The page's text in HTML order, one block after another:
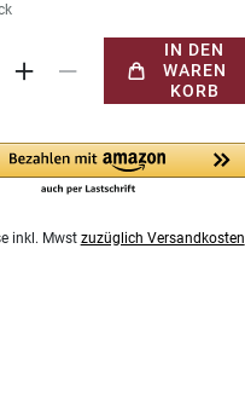
IN DEN
WAREN
KORB
inkl. Mwst zuzüglich Versandkosten